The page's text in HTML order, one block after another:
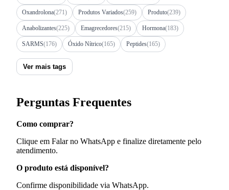
Oxandrolona(271) Produtos Variados(259) Produto(239)
Anabolizantes(225) Emagrecedores(215) Hormona(183)
SARMS(176) Óxido Nítrico(165) Peptides(165)
Ver mais tags
Perguntas Frequentes
Como comprar?
Clique em Falar no WhatsApp e finalize diretamente pelo
atendimento.
O produto está disponível?
Confirme disponibilidade via WhatsApp.